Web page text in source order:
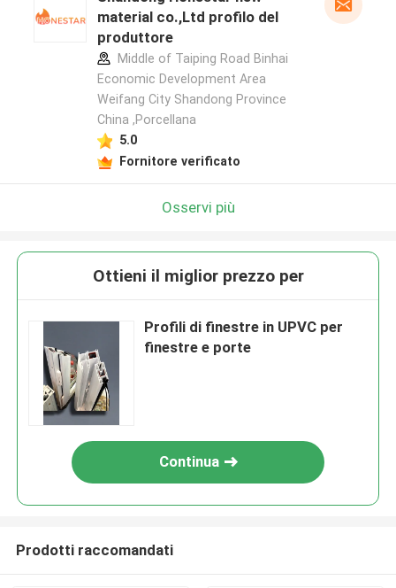
material co.,Ltd profilo del
produttore
Middle of Taiping Road Binhai
Economic Development Area
Weifang City Shandong Province
China ,Porcellana
5.0
Fornitore verificato
Osservi più
Ottieni il miglior prezzo per
Profili di finestre in UPVC per
finestre e porte
Continua
Prodotti raccomandati